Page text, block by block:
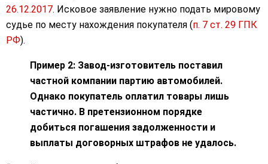
26.12.2017. Исковое заявление нужно подать мировому
судье по месту нахождения покупателя (п. 7 ст. 29 ГПК
РФ).
Пример 2: Завод-изготовитель поставил
частной компании партию автомобилей.
Однако покупатель оплатил товары лишь
частично. В претензионном порядке
добиться погашения задолженности и
выплаты договорных штрафов не удалось.